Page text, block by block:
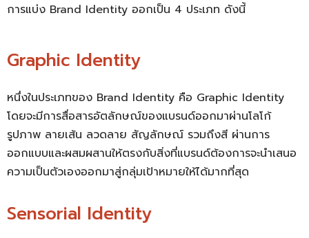
การแบ่ง Brand Identity ออกเป็น 4 ประเภท ดังนี้
Graphic Identity
หนึ่งในประเภทของ Brand Identity คือ Graphic Identity
โดยจะมีการสื่อสารอัตลักษณ์ของแบรนด์ออกมาผ่านโลโก้
รูปภาพ ลายเส้น ลวดลาย สัญลักษณ์ รวมถึงสี ผ่านการ
ออกแบบและผสมผสานให้ตรงกับสิ่งที่แบรนด์ต้องการจะนำเสนอ
ความเป็นตัวเองออกมาสู่กลุ่มเป้าหมายให้ได้มากที่สุด
Sensorial Identity